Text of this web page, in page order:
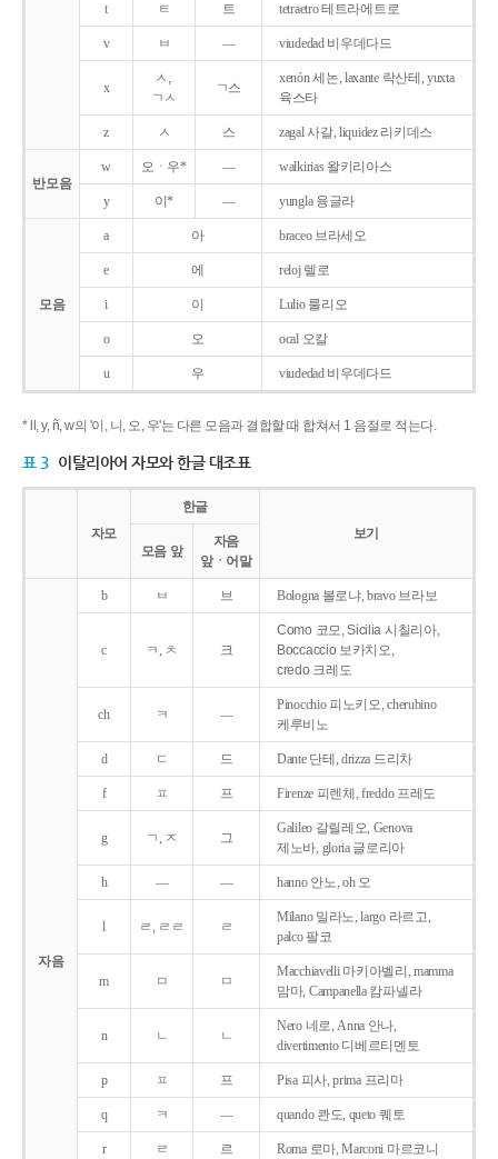
t ㅌ 트 tetraetro 테트라에트로
v ㅂ ― viudedad 비우데다드
x
ㅅ,
ㄱㅅ
ㄱ스
xenón 세논, laxante 락산테, yuxta
육스타
z ㅅ 스 zagal 사갈, liquidez 리키데스
반모음
w 오ㆍ우* ― walkirias 왈키리아스
y 이* ― yungla 융글라
모음
a 아 braceo 브라세오
e 에 reloj 렐로
i 이 Lulio 룰리오
o 오 ocal 오칼
u 우 viudedad 비우데다드
* ll, y, ñ, w의 '이, 니, 오, 우'는 다른 모음과 결합할 때 합쳐서 1 음절로 적는다.
표 3 이탈리아어 자모와 한글 대조표
자모
한글
보기
모음 앞
자음
앞ㆍ어말
자음
b ㅂ 브 Bologna 볼로냐, bravo 브라보
c ㅋ, ㅊ 크
Como 코모, Sicilia 시칠리아,
Boccaccio 보카치오,
credo 크레도
ch ㅋ ―
Pinocchio 피노키오, cherubino
케루비노
d ㄷ 드 Dante 단테, drizza 드리차
f ㅍ 프 Firenze 피렌체, freddo 프레도
g ㄱ, ㅈ 그
Galileo 갈릴레오, Genova
제노바, gloria 글로리아
h ― ― hanno 안노, oh 오
l ㄹ, ㄹㄹ ㄹ
Milano 밀라노, largo 라르고,
palco 팔코
m ㅁ ㅁ
Macchiavelli 마키아벨리, mamma
맘마, Campanella 캄파넬라
n ㄴ ㄴ
Nero 네로, Anna 안나,
divertimento 디베르티멘토
p ㅍ 프 Pisa 피사, prima 프리마
q ㅋ ― quando 콴도, queto 퀘토
r ㄹ 르 Roma 로마, Marconi 마르코니